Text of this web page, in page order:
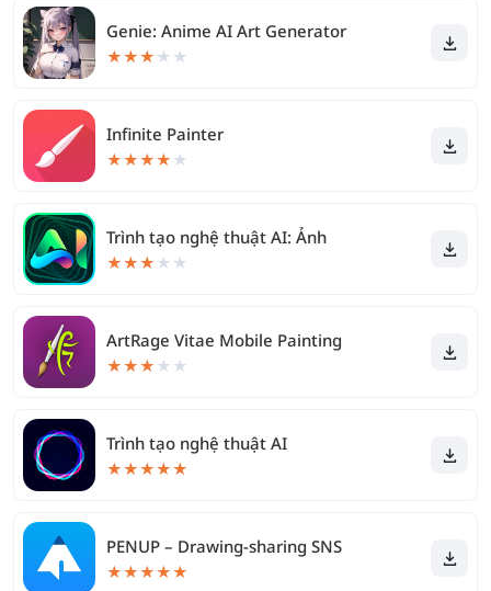
Genie: Anime AI Art Generator
★★★ ★ ★
Infinite Painter
★★★★ ★
Trình tạo nghệ thuật AI: Ảnh
★★★ ★ ★
ArtRage Vitae Mobile Painting
★★★ ★ ★
Trình tạo nghệ thuật AI
★★★★★
PENUP – Drawing-sharing SNS
★★★★★